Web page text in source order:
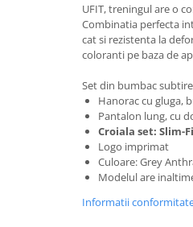
UFIT, treningul are o
Combinatia perfecta
cat si rezistenta la
coloranti pe baza de
Set din bumbac
Hanorac cu gluga,
Pantalon lung, cu
Croiala set: Slim-
Logo imprimat
Culoare: Grey
Modelul are
Informatii